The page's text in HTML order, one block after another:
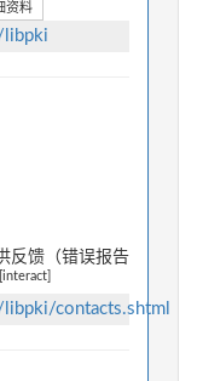
资料
libpki
反馈（错误报告
[interact]
contacts.shtml